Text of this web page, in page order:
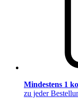
Mindestens 1
zu jeder